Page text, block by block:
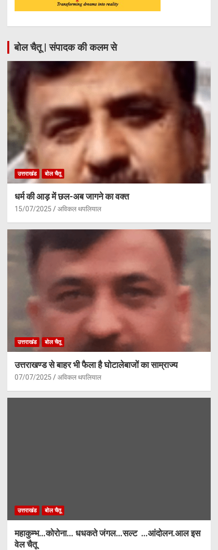
बोल चैतू | संपादक की कलम से
उत्तराखंड बोल चैतू
धर्म की आड़ में छल-अब जागने का वक्त
15/07/2025 अविकल थपलियाल
उत्तराखंड बोल चैतू
उत्तराखण्ड से बाहर भी फैला है घोटालेबाजों का साम्राज्य
07/07/2025 अविकल थपलियाल
उत्तराखंड बोल चैतू
महाकुम्भ…कोरोना… धधकते जंगल…सल्ट …आंदोलन.आल इस
वेल चैतू